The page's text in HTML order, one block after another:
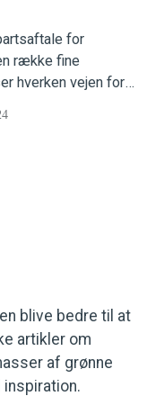
for
række fine
hverken vejen for
blive bedre til at
artikler om
af grønne